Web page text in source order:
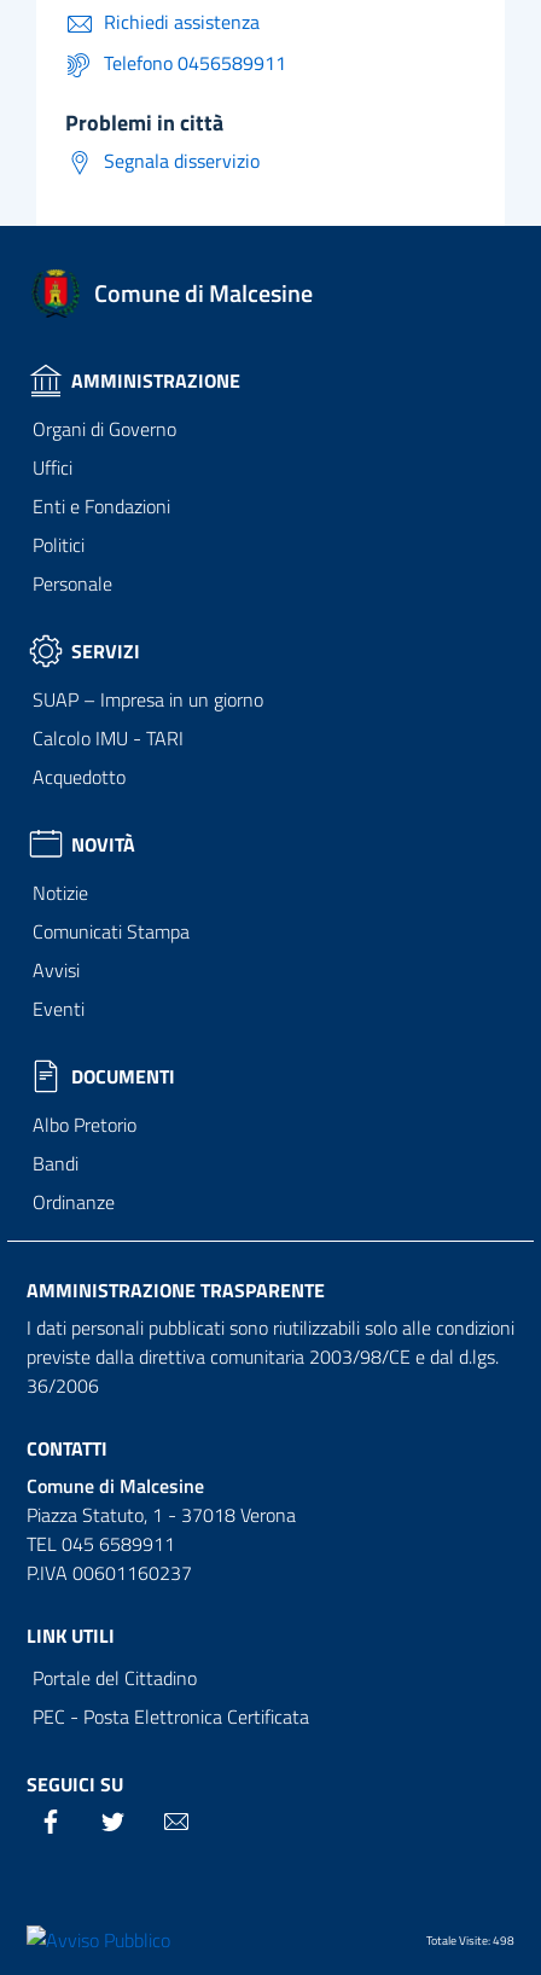
Richiedi assistenza
Telefono 0456589911
problemi in città
Segnala disservizio
Comune di Malcesine
AMMINISTRAZIONE
Organi di Governo
Uffici
Enti e Fondazioni
Politici
Personale
SERVIZI
SUAP – Impresa in un giorno
Calcolo IMU - TARI
Acquedotto
NOVITÀ
Notizie
Comunicati Stampa
Avvisi
Eventi
DOCUMENTI
Albo Pretorio
Bandi
Ordinanze
AMMINISTRAZIONE TRASPARENTE
I dati personali pubblicati sono riutilizzabili solo alle condizioni
previste dalla direttiva comunitaria 2003/98/CE e dal d.lgs.
36/2006
CONTATTI
Comune di Malcesine
Piazza Statuto, 1 - 37018 Verona
TEL 045 6589911
P.IVA 00601160237
LINK UTILI
Portale del Cittadino
PEC - Posta Elettronica Certificata
SEGUICI SU
Facebook Twitter
Totale Visite: 498